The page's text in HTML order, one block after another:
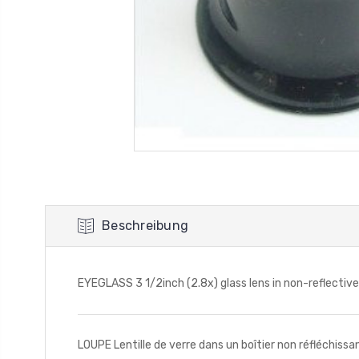
Beschreibung
EYEGLASS 3 1/2inch (2.8x) glass lens in non-
LOUPE Lentille de verre dans un boîtier non